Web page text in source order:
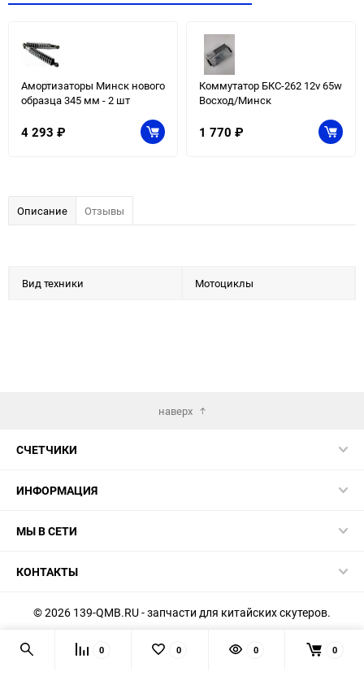
Амортизаторы Минск нового
образца 345 мм - 2 шт
4 293 ₽
Коммутатор БКС-262 12v 65w
Восход/Минск
1 770 ₽
Описание Отзывы
Вид техники Мотоциклы
наверх
СЧЕТЧИКИ
ИНФОРМАЦИЯ
МЫ В СЕТИ
КОНТАКТЫ
© 2026 139-QMB.RU - запчасти для китайских скутеров.
Мы получаем и обрабатываем персональные данные
посетителей нашего сайта в соответствии с
официальной
0 0 0 0